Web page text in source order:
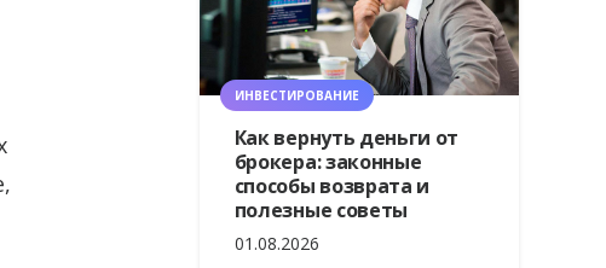
ИНВЕСТИРОВАНИЕ
Как вернуть деньги от
брокера: законные
способы возврата и
полезные советы
01.08.2026